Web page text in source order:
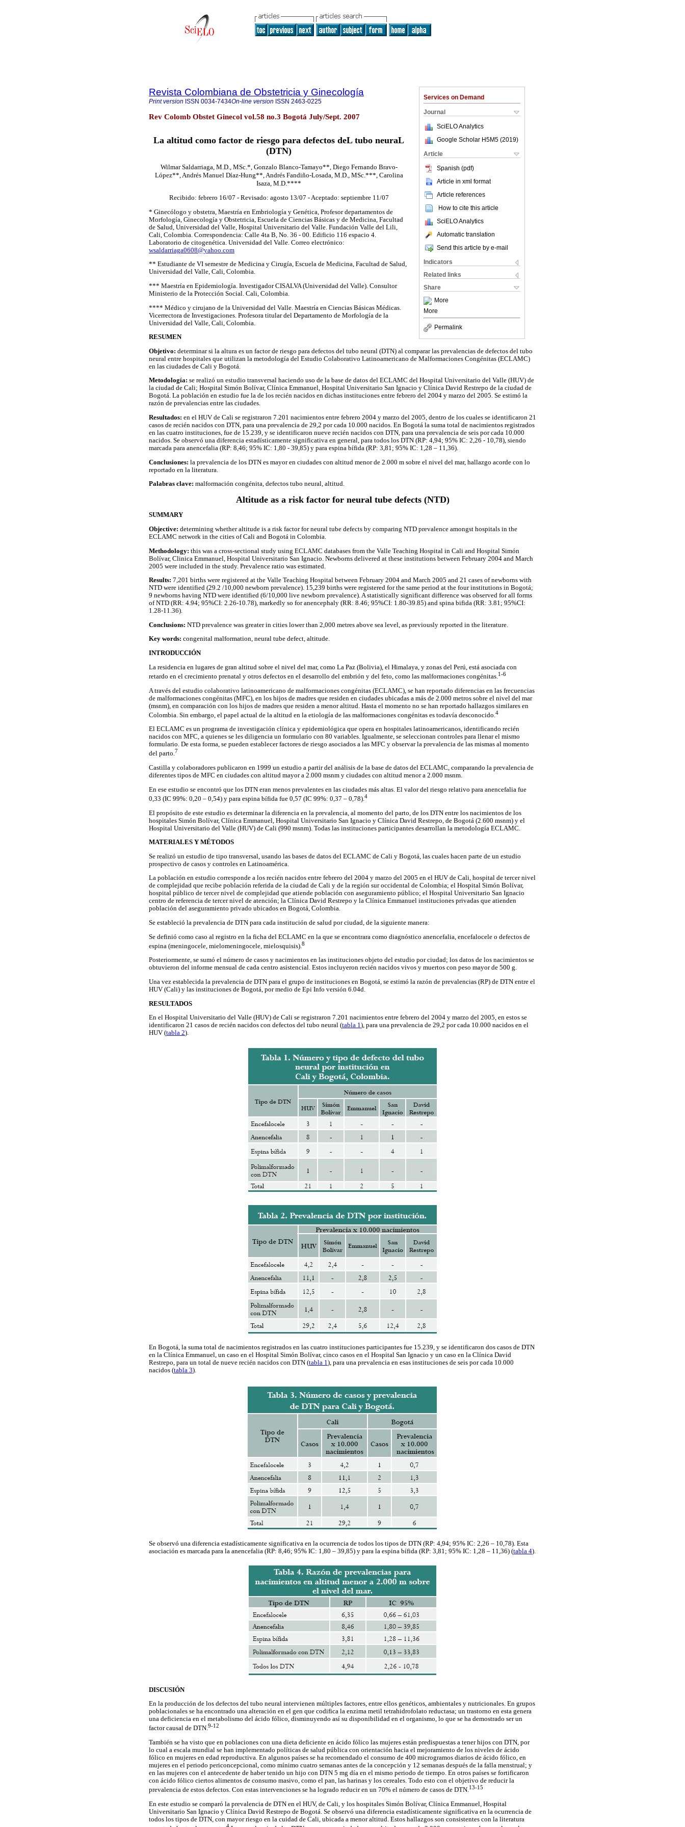
Services on Demand
Journal
SciELO Analytics
Google Scholar H5M5 (2019)
Article
Spanish (pdf)
Article in xml format
Article references
How to cite this article
SciELO Analytics
Automatic translation
Send this article by e-mail
Indicators
Related links
Share
More
More
Permalink
Revista Colombiana de Obstetricia y Ginecología
Print version ISSN 0034-7434On-line version ISSN 2463-0225
Rev Colomb Obstet Ginecol vol.58 no.3 Bogotá July/Sept. 2007
La altitud como factor de riesgo para defectos deL tubo neuraL
(DTN)
Wilmar Saldarriaga, M.D., MSc.*, Gonzalo Blanco-Tamayo**, Diego Fernando Bravo-
López**, Andrés Manuel Díaz-Hung**, Andrés Fandiño-Losada, M.D., MSc.***, Carolina
Isaza, M.D.****
Recibido: febrero 16/07 - Revisado: agosto 13/07 - Aceptado: septiembre 11/07
* Ginecólogo y obstetra, Maestría en Embriología y Genética, Profesor departamentos de
Morfología, Ginecología y Obstetricia, Escuela de Ciencias Básicas y de Medicina, Facultad
de Salud, Universidad del Valle, Hospital Universitario del Valle. Fundación Valle del Lili,
Cali, Colombia. Correspondencia: Calle 4ta B, No. 36 - 00. Edificio 116 espacio 4.
Laboratorio de citogenética. Universidad del Valle. Correo electrónico:
wsaldarriaga0608@yahoo.com
** Estudiante de VI semestre de Medicina y Cirugía, Escuela de Medicina, Facultad de Salud,
Universidad del Valle, Cali, Colombia.
*** Maestría en Epidemiología. Investigador CISALVA (Universidad del Valle). Consultor
Ministerio de la Protección Social. Cali, Colombia.
**** Médico y cirujano de la Universidad del Valle. Maestría en Ciencias Básicas Médicas.
Vicerrectora de Investigaciones. Profesora titular del Departamento de Morfología de la
Universidad del Valle, Cali, Colombia.
RESUMEN
Objetivo: determinar si la altura es un factor de riesgo para defectos del tubo neural (DTN) al comparar las prevalencias de defectos del tubo
neural entre hospitales que utilizan la metodología del Estudio Colaborativo Latinoamericano de Malformaciones Congénitas (ECLAMC)
en las ciudades de Cali y Bogotá.
Metodología: se realizó un estudio transversal haciendo uso de la base de datos del ECLAMC del Hospital Universitario del Valle (HUV) de
la ciudad de Cali; Hospital Simón Bolívar, Clínica Emmanuel, Hospital Universitario San Ignacio y Clínica David Restrepo de la ciudad de
Bogotá. La población en estudio fue la de los recién nacidos en dichas instituciones entre febrero del 2004 y marzo del 2005. Se estimó la
razón de prevalencias entre las ciudades.
Resultados: en el HUV de Cali se registraron 7.201 nacimientos entre febrero 2004 y marzo del 2005, dentro de los cuales se identificaron 21
casos de recién nacidos con DTN, para una prevalencia de 29,2 por cada 10.000 nacidos. En Bogotá la suma total de nacimientos registrados
en las cuatro instituciones, fue de 15.239, y se identificaron nueve recién nacidos con DTN, para una prevalencia de seis por cada 10.000
nacidos. Se observó una diferencia estadísticamente significativa en general, para todos los DTN (RP: 4,94; 95% IC: 2,26 - 10,78), siendo
marcada para anencefalia (RP: 8,46; 95% IC: 1,80 - 39,85) y para espina bífida (RP: 3,81; 95% IC: 1,28 – 11,36).
Conclusiones: la prevalencia de los DTN es mayor en ciudades con altitud menor de 2.000 m sobre el nivel del mar, hallazgo acorde con lo
reportado en la literatura.
Palabras clave: malformación congénita, defectos tubo neural, altitud.
Altitude as a risk factor for neural tube defects (NTD)
SUMMARY
Objective: determining whether altitude is a risk factor for neural tube defects by comparing NTD prevalence amongst hospitals in the
ECLAMC network in the cities of Cali and Bogotá in Colombia.
Methodology: this was a cross-sectional study using ECLAMC databases from the Valle Teaching Hospital in Cali and Hospital Simón
Bolívar, Clinica Emmanuel, Hospital Universitario San Ignacio. Newborns delivered at these institutions between February 2004 and March
2005 were included in the study. Prevalence ratio was estimated.
Results: 7,201 births were registered at the Valle Teaching Hospital between February 2004 and March 2005 and 21 cases of newborns with
NTD were identified (29.2 /10,000 newborn prevalence). 15,239 births were registered for the same period at the four institutions in Bogotá;
9 newborns having NTD were identified (6/10,000 live newborn prevalence). A statistically significant difference was observed for all forms
of NTD (RR: 4.94; 95%CI: 2.26-10.78), markedly so for anencephaly (RR: 8.46; 95%CI: 1.80-39.85) and spina bifida (RR: 3.81; 95%CI:
1.28-11.36).
Conclusions: NTD prevalence was greater in cities lower than 2,000 metres above sea level, as previously reported in the literature.
Key words: congenital malformation, neural tube defect, altitude.
INTRODUCCIÓN
La residencia en lugares de gran altitud sobre el nivel del mar, como La Paz (Bolivia), el Himalaya, y zonas del Perú, está asociada con
retardo en el crecimiento prenatal y otros defectos en el desarrollo del embrión y del feto, como las malformaciones congénitas.1-6
A través del estudio colaborativo latinoamericano de malformaciones congénitas (ECLAMC), se han reportado diferencias en las frecuencias
de malformaciones congénitas (MFC), en los hijos de madres que residen en ciudades ubicadas a más de 2.000 metros sobre el nivel del mar
(msnm), en comparación con los hijos de madres que residen a menor altitud. Hasta el momento no se han reportado hallazgos similares en
Colombia. Sin embargo, el papel actual de la altitud en la etiología de las malformaciones congénitas es todavía desconocido. 4
El ECLAMC es un programa de investigación clínica y epidemiológica que opera en hospitales latinoamericanos, identificando recién
nacidos con MFC, a quienes se les diligencia un formulario con 80 variables. Igualmente, se seleccionan controles para llenar el mismo
formulario. De esta forma, se pueden establecer factores de riesgo asociados a las MFC y observar la prevalencia de las mismas al momento
del parto.7
Castilla y colaboradores publicaron en 1999 un estudio a partir del análisis de la base de datos del ECLAMC, comparando la prevalencia de
diferentes tipos de MFC en ciudades con altitud mayor a 2.000 msnm y ciudades con altitud menor a 2.000 msnm.
En ese estudio se encontró que los DTN eran menos prevalentes en las ciudades más altas. El valor del riesgo relativo para anencefalia fue
0,33 (IC 99%: 0,20 – 0,54) y para espina bífida fue 0,57 (IC 99%: 0,37 – 0,78).4
El propósito de este estudio es determinar la diferencia en la prevalencia, al momento del parto, de los DTN entre los nacimientos de los
hospitales Simón Bolívar, Clínica Emmanuel, Hospital Universitario San Ignacio y Clínica David Restrepo, de Bogotá (2.600 msnm) y el
Hospital Universitario del Valle (HUV) de Cali (990 msnm). Todas las instituciones participantes desarrollan la metodología ECLAMC.
MATERIALES Y MÉTODOS
Se realizó un estudio de tipo transversal, usando las bases de datos del ECLAMC de Cali y Bogotá, las cuales hacen parte de un estudio
prospectivo de casos y controles en Latinoamérica.
La población en estudio corresponde a los recién nacidos entre febrero del 2004 y marzo del 2005 en el HUV de Cali, hospital de tercer nivel
de complejidad que recibe población referida de la ciudad de Cali y de la región sur occidental de Colombia; el Hospital Simón Bolívar,
hospital público de tercer nivel de complejidad que atiende población con aseguramiento público; el Hospital Universitario San Ignacio
centro de referencia de tercer nivel de atención; la Clínica David Restrepo y la Clínica Emmanuel instituciones privadas que atienden
población del aseguramiento privado ubicados en Bogotá, Colombia.
Se estableció la prevalencia de DTN para cada institución de salud por ciudad, de la siguiente manera:
Se definió como caso al registro en la ficha del ECLAMC en la que se encontrara como diagnóstico anencefalia, encefalocele o defectos de
espina (meningocele, mielomeningocele, mielosquisis).8
Posteriormente, se sumó el número de casos y nacimientos en las instituciones objeto del estudio por ciudad; los datos de los nacimientos se
obtuvieron del informe mensual de cada centro asistencial. Estos incluyeron recién nacidos vivos y muertos con peso mayor de 500 g.
Una vez establecida la prevalencia de DTN para el grupo de instituciones en Bogotá, se estimó la razón de prevalencias (RP) de DTN entre el
HUV (Cali) y las instituciones de Bogotá, por medio de Epi Info versión 6.04d.
RESULTADOS
En el Hospital Universitario del Valle (HUV) de Cali se registraron 7.201 nacimientos entre febrero del 2004 y marzo del 2005, en estos se
identificaron 21 casos de recién nacidos con defectos del tubo neural (tabla 1), para una prevalencia de 29,2 por cada 10.000 nacidos en el
HUV (tabla 2).
En Bogotá, la suma total de nacimientos registrados en las cuatro instituciones participantes fue 15.239, y se identificaron dos casos de DTN
en la Clínica Emmanuel, un caso en el Hospital Simón Bolívar, cinco casos en el Hospital San Ignacio y un caso en la Clínica David
Restrepo, para un total de nueve recién nacidos con DTN (tabla 1), para una prevalencia en esas instituciones de seis por cada 10.000
nacidos (tabla 3).
Se observó una diferencia estadísticamente significativa en la ocurrencia de todos los tipos de DTN (RP: 4,94; 95% IC: 2,26 – 10,78). Esta
asociación es marcada para la anencefalia (RP: 8,46; 95% IC: 1,80 – 39,85) y para la espina bífida (RP: 3,81; 95% IC: 1,28 – 11,36) (tabla 4).
DISCUSIÓN
En la producción de los defectos del tubo neural intervienen múltiples factores, entre ellos genéticos, ambientales y nutricionales. En grupos
poblacionales se ha encontrado una alteración en el gen que codifica la enzima metil tetrahidrofolato reductasa; un trastorno en esta genera
una deficiencia en el metabolismo del ácido fólico, disminuyendo así su disponibilidad en el organismo, lo que se ha demostrado ser un
factor causal de DTN.9-12
También se ha visto que en poblaciones con una dieta deficiente en ácido fólico las mujeres están predispuestas a tener hijos con DTN, por
lo cual a escala mundial se han implementado políticas de salud pública con orientación hacia el mejoramiento de los niveles de ácido
fólico en mujeres en edad reproductiva. En algunos países se ha recomendado el consumo de 400 microgramos diarios de ácido fólico, en
mujeres en el periodo periconcepcional, como mínimo cuatro semanas antes de la concepción y 12 semanas después de la falla menstrual; y
en las mujeres con el antecedente de haber tenido un hijo con DTN 5 mg día en el mismo periodo de tiempo. En otros países se fortificaron
con ácido fólico ciertos alimentos de consumo masivo, como el pan, las harinas y los cereales. Todo esto con el objetivo de reducir la
prevalencia de estos defectos. Con estas intervenciones se ha logrado reducir en un 70% el número de casos de DTN.13-15
En este estudio se comparó la prevalencia de DTN en el HUV, de Cali, y los hospitales Simón Bolívar, Clínica Emmanuel, Hospital
Universitario San Ignacio y Clínica David Restrepo de Bogotá. Se observó una diferencia estadísticamente significativa en la ocurrencia de
todos los tipos de DTN, con mayor riesgo en la cuidad de Cali, ubicada a menor altitud. Estos hallazgos son consistentes con la literatura